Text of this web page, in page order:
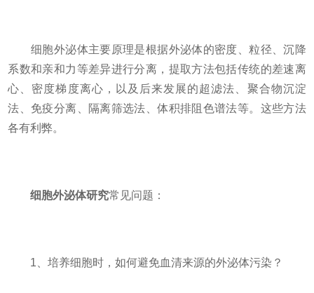
细胞外泌体主要原理是根据外泌体的密度、粒径、沉降
系数和亲和力等差异进行分离，提取方法包括传统的差速离
心、密度梯度离心，以及后来发展的超滤法、聚合物沉淀
法、免疫分离、隔离筛选法、体积排阻色谱法等。这些方法
各有利弊。
细胞外泌体研究常见问题：
1、培养细胞时，如何避免血清来源的外泌体污染？